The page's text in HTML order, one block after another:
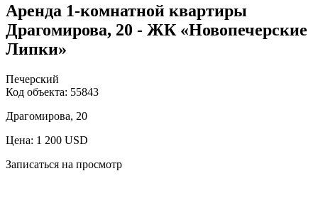
Аренда 1-комнатной квартиры
Драгомирова, 20 - ЖК «Новопечерские
Липки»
Печерский
Код объекта: 55843
Драгомирова, 20
Цена: 1 200 USD
Записаться на просмотр